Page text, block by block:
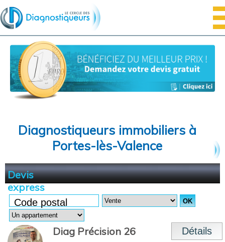
Diagnostiqueurs immobiliers à
Portes-lès-Valence
Devis
express
Code postal
Diag Précision 26 Détails